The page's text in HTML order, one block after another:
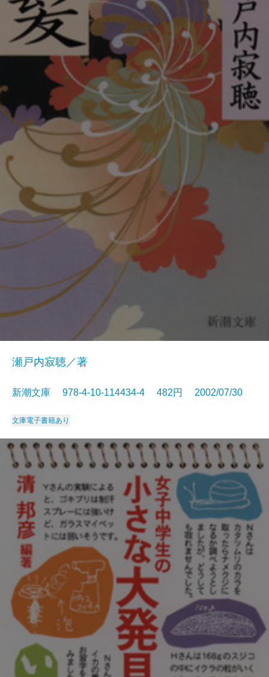
瀬戸内寂聴／著
新潮文庫 978-4-10-114434-4 482円 2002/07/30
文庫電子書籍あり